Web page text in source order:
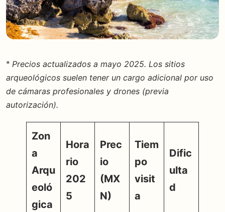
* Precios actualizados a mayo 2025. Los sitios
arqueológicos suelen tener un cargo adicional por uso
de cámaras profesionales y drones (previa
autorización).
Zon
a
Arqu
eoló
gica
Hora
rio
202
5
Prec
io
(MX
N)
Tiem
po
visit
a
Dific
ulta
d